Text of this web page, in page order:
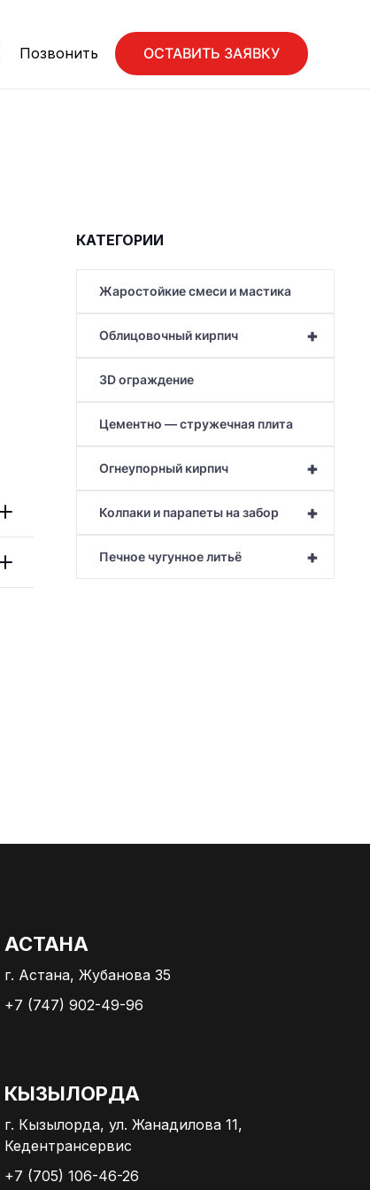
Позвонить ОСТАВИТЬ ЗАЯВКУ
КАТЕГОРИИ
Жаростойкие смеси и мастика
+
Облицовочный кирпич
3D ограждение
Цементно — стружечная плита
+
Огнеупорный кирпич
+
Колпаки и парапеты на забор
+
Печное чугунное литьё
АСТАНА
г. Астана, Жубанова 35
+7 (747) 902-49-96
КЫЗЫЛОРДА
г. Кызылорда, ул. Жанадилова 11,
Кедентрансервис
+7 (705) 106-46-26